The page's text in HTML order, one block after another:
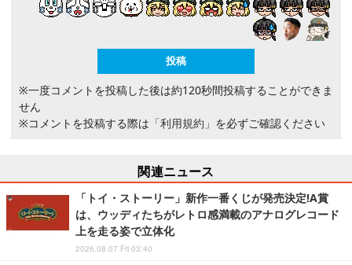
※一度コメントを投稿した後は約120秒間投稿することができま
せん
※コメントを投稿する際は 「利用規約」 を必ずご確認ください
関連ニュース
「トイ・ストーリー」新作一番くじが発売決定!A賞
は、ウッディたちがレトロ感満載のアナログレコード
上を走る姿で立体化
2026.08.07 Fri 03:40